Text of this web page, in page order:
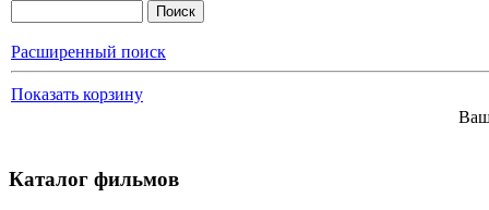
Расширенный поиск
Показать корзину
Каталог фильмов